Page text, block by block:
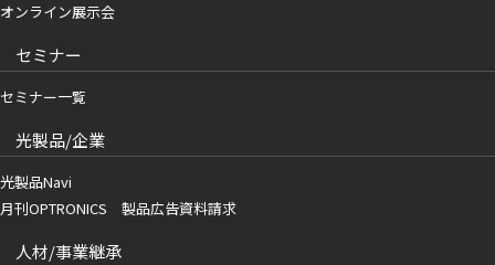
オンライン展示会
セミナー
セミナー一覧
光製品/企業
光製品Navi
月刊OPTRONICS 製品広告資料請求
人材/事業継承